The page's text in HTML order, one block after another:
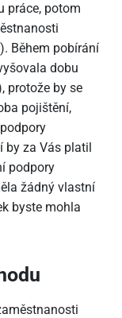
práce, potom
Během pobírání
dobu
protože by se
pojištění,
za Vás platil
podpory
žádný vlastní
byste mohla